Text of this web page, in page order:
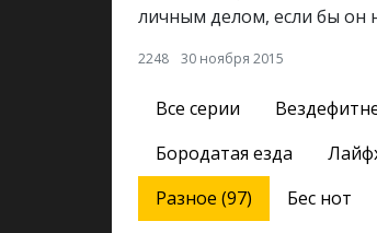
личным делом, если бы он
2248 30 ноября 2015
Все серии
Бородатая езда
Разное (97)
Бес нот